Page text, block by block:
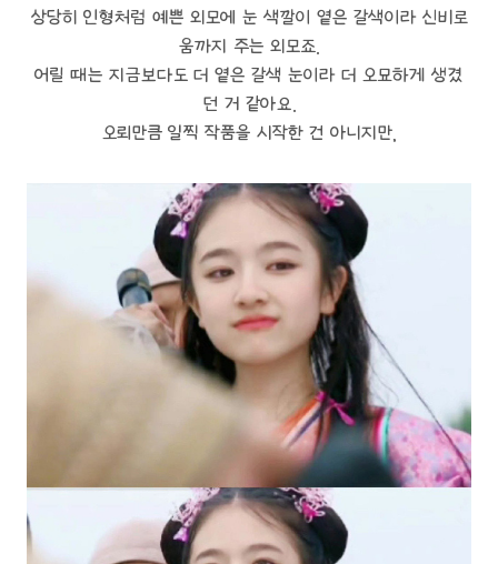
상당히 인형처럼 예쁜 외모에 눈 색깔이 옅은 갈색이라 신비로
움까지 주는 외모죠.
어릴 때는 지금보다도 더 옅은 갈색 눈이라 더 오묘하게 생겼
던 거 같아요.
오뢰만큼 일찍 작품을 시작한 건 아니지만,